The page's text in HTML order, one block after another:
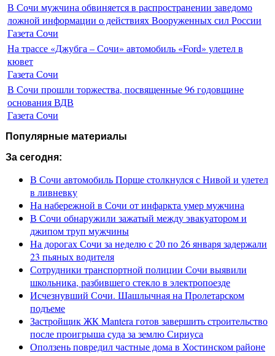
В Сочи мужчина обвиняется в распространении заведомо
ложной информации о действиях Вооруженных сил России
Газета Сочи
На трассе «Джубга – Сочи» автомобиль «Ford» улетел в
кювет
Газета Сочи
В Сочи прошли торжества, посвященные 96 годовщине
основания ВДВ
Газета Сочи
Популярные материалы
За сегодня:
В Сочи автомобиль Порше столкнулся с Нивой и улетел
в ливневку
На набережной в Сочи от инфаркта умер мужчина
В Сочи обнаружили зажатый между эвакуатором и
джипом труп мужчины
На дорогах Сочи за неделю с 20 по 26 января задержали
23 пьяных водителя
Сотрудники транспортной полиции Сочи выявили
школьника, разбившего стекло в электропоезде
Исчезнувший Сочи. Шашлычная на Пролетарском
подъеме
Застройщик ЖК Mantera готов завершить строительство
после проигрыша суда за землю Сириуса
Оползень повредил частные дома в Хостинском районе